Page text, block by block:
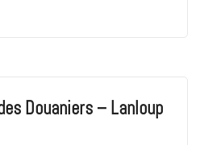
Douaniers – Lanloup